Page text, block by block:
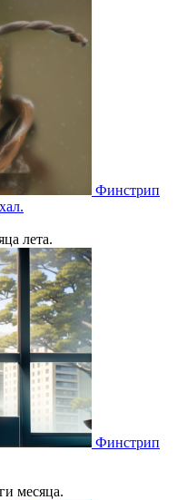
Финстрип
лета.
Финстрип
месяца.